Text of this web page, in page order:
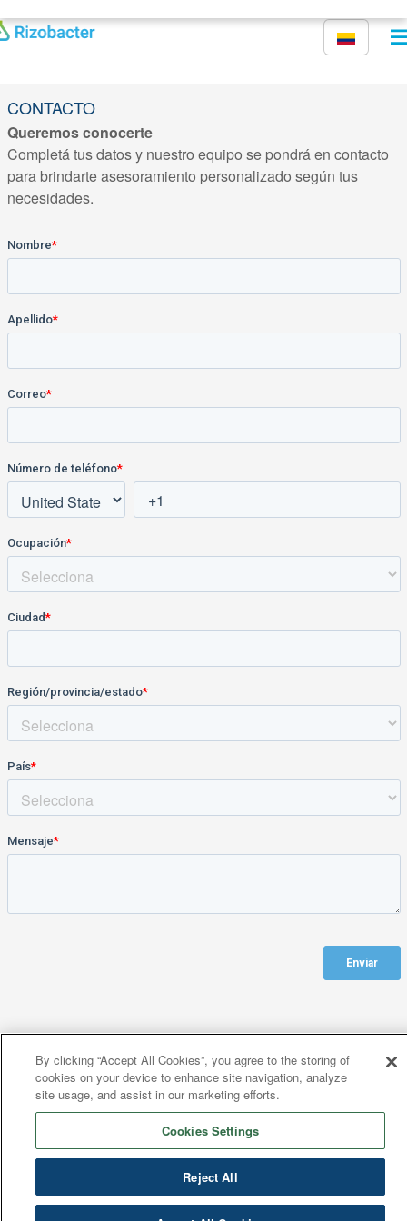
CONTACTO
Queremos conocerte
Completá tus datos y nuestro equipo se pondrá en contacto
para brindarte asesoramiento personalizado según tus
necesidades.
By clicking “Accept All Cookies”, you agree to the storing of
cookies on your device to enhance site navigation, analyze
site usage, and assist in our marketing efforts.
Cookies Settings
Reject All